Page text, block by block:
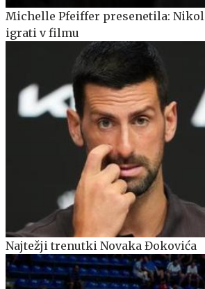
Michelle Pfeiffer presenetila:
igrati v filmu
Najtežji trenutki Novaka Đokovića